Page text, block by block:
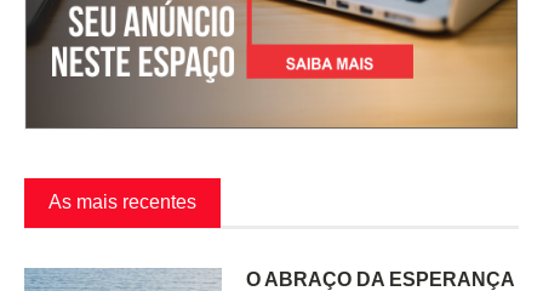
As mais recentes
O ABRAÇO DA ESPERANÇA